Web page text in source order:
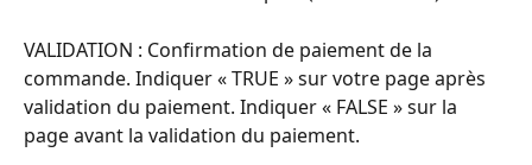
VALIDATION : Confirmation de paiement de la
commande. Indiquer « TRUE » sur votre page après
validation du paiement. Indiquer « FALSE » sur la
page avant la validation du paiement.